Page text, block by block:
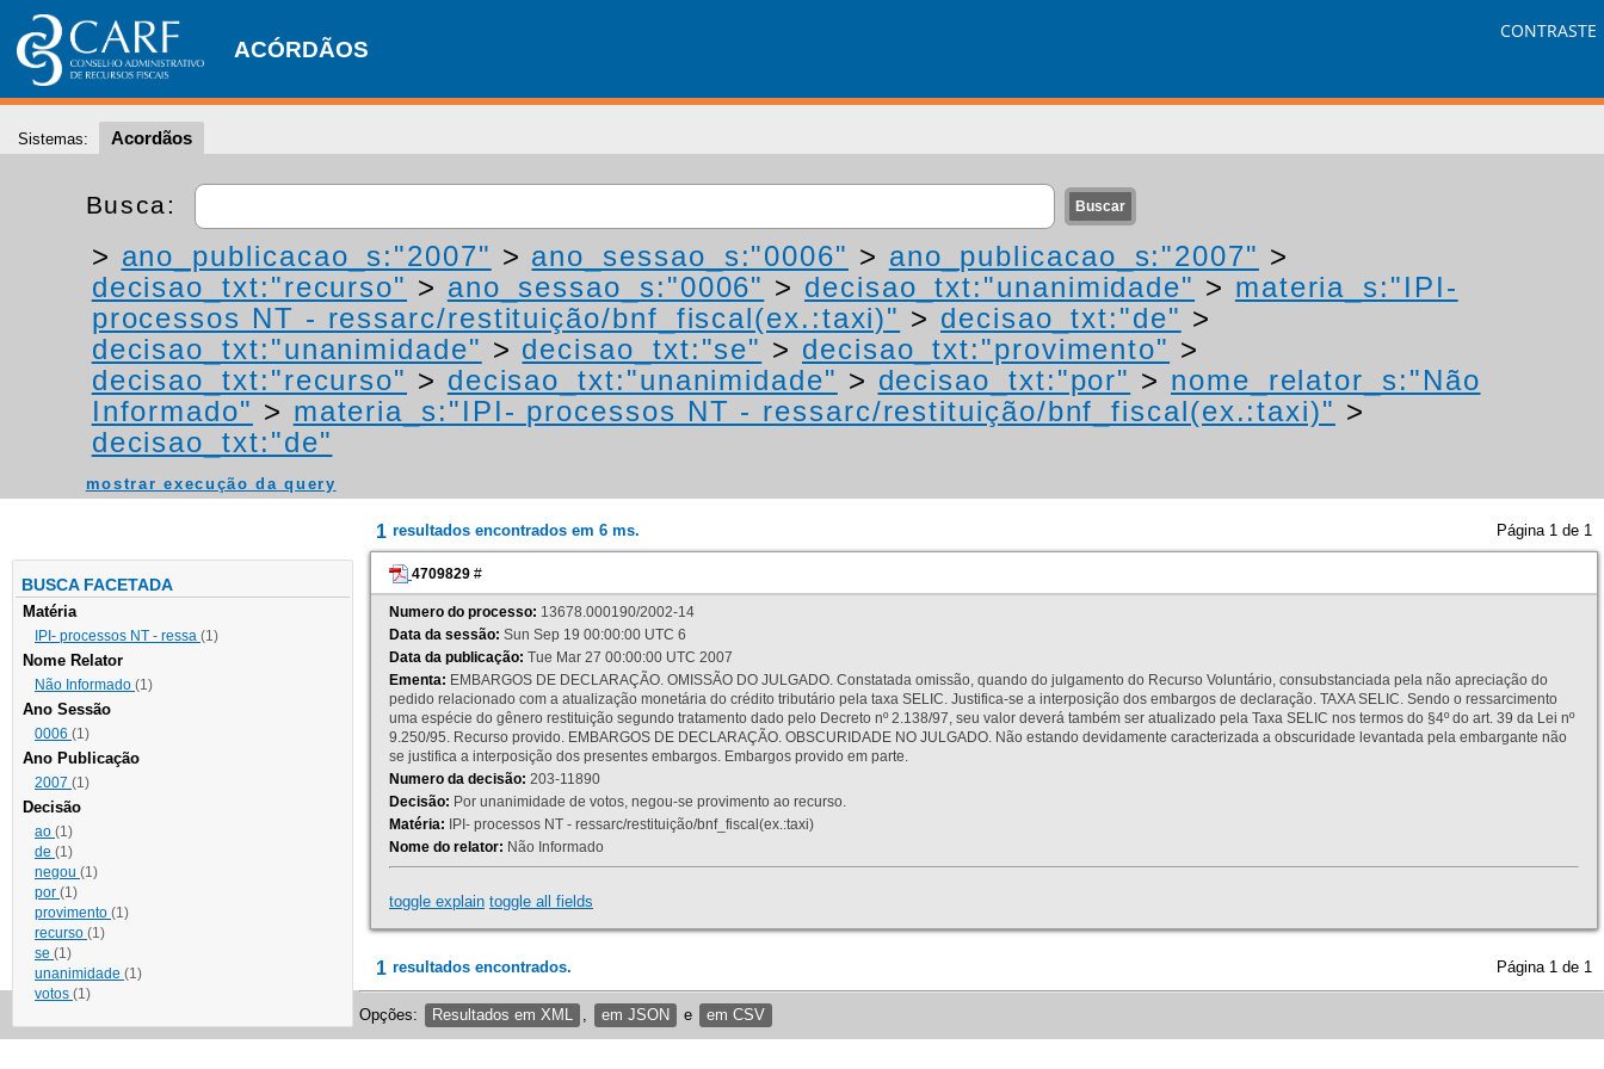
ACÓRDÃOS
CONTRASTE
Sistemas: Acordãos
Busca:
> ano_publicacao_s:"2007" > ano_sessao_s:"0006" > ano_publicacao_s:"2007" >
decisao_txt:"recurso" > ano_sessao_s:"0006" > decisao_txt:"unanimidade" > materia_s:"IPI-
processos NT - ressarc/restituição/bnf_fiscal(ex.:taxi)" > decisao_txt:"de" >
decisao_txt:"unanimidade" > decisao_txt:"se" > decisao_txt:"provimento" >
decisao_txt:"recurso" > decisao_txt:"unanimidade" > decisao_txt:"por" > nome_relator_s:"Não
Informado" > materia_s:"IPI- processos NT - ressarc/restituição/bnf_fiscal(ex.:taxi)" >
decisao_txt:"de"
mostrar execução da query
BUSCA FACETADA
Matéria
IPI- processos NT - ressa (1)
Nome Relator
Não Informado (1)
Ano Sessão
0006 (1)
Ano Publicação
2007 (1)
Decisão
ao (1)
de (1)
negou (1)
por (1)
provimento (1)
recurso (1)
se (1)
unanimidade (1)
votos (1)
1 resultados encontrados em 6 ms. Página 1 de 1
4709829 #
Numero do processo: 13678.000190/2002-14
Data da sessão: Sun Sep 19 00:00:00 UTC 6
Data da publicação: Tue Mar 27 00:00:00 UTC 2007
Ementa: EMBARGOS DE DECLARAÇÃO. OMISSÃO DO JULGADO. Constatada omissão, quando do julgamento do Recurso Voluntário, consubstanciada pela não apreciação do
pedido relacionado com a atualização monetária do crédito tributário pela taxa SELIC. Justifica-se a interposição dos embargos de declaração. TAXA SELIC. Sendo o ressarcimento
uma espécie do gênero restituição segundo tratamento dado pelo Decreto nº 2.138/97, seu valor deverá também ser atualizado pela Taxa SELIC nos termos do §4º do art. 39 da Lei nº
9.250/95. Recurso provido. EMBARGOS DE DECLARAÇÃO. OBSCURIDADE NO JULGADO. Não estando devidamente caracterizada a obscuridade levantada pela embargante não
se justifica a interposição dos presentes embargos. Embargos provido em parte.
Numero da decisão: 203-11890
Decisão: Por unanimidade de votos, negou-se provimento ao recurso.
Matéria: IPI- processos NT - ressarc/restituição/bnf_fiscal(ex.:taxi)
Nome do relator: Não Informado
toggle explain toggle all fields
1 resultados encontrados. Página 1 de 1
Opções: Resultados em XML em JSON e em CSV